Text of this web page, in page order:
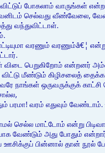
போகலாம் வாருங்கள்
செல்வது வீண்வேலை,
வந்துவிட்டாள்.
வரணும் வரணும்â€¦
விடை பெறுகிறோம் என்றனர்
மீண்டும் கிழிசலைத்
நாங்கள் ஒருவருக்குக்
பரமா! வரம் எதுவும்
மாட்டோம் என்று
வேண்டும் அது போதும்
பின்னால் தான் நூல்